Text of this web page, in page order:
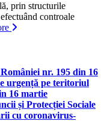
prin structurile
controale
nr. 195 din 16
urgență pe teritoriul
16 martie
și Protecției Sociale
cu coronavirus-